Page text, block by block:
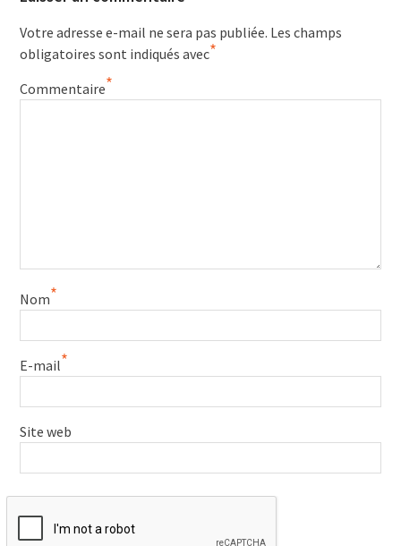
Votre adresse e-mail ne sera pas publiée. Les champs
obligatoires sont indiqués avec*
Commentaire*
Nom*
E-mail*
Site web